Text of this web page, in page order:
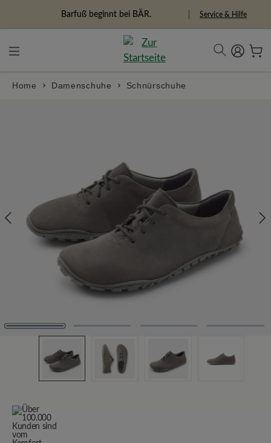
Freiheitspioniere Service & Hilfe
Home Damenschuhe Schnürschuhe